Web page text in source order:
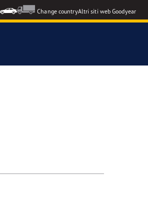
Change countryAltri siti web Goodyear